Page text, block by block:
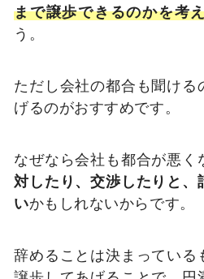
まで譲歩できるのかを考
う。
ただし会社の都合も聞ける
げるのがおすすめです。
なぜなら会社も都合が悪く
対したり、交渉したりと、
いかもしれないからです。
辞めることは決まっている